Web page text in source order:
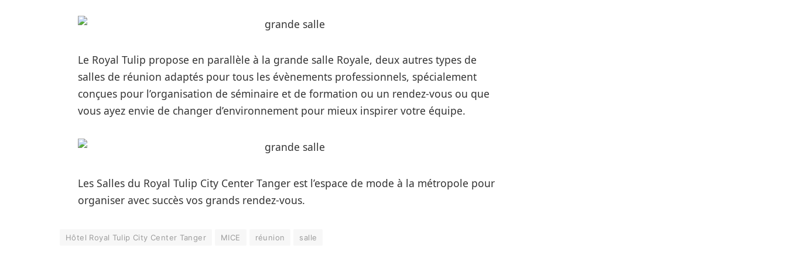
Le Royal Tulip propose en parallèle à la grande salle Royale, deux autres types de
salles de réunion adaptés pour tous les évènements professionnels, spécialement
conçues pour l’organisation de séminaire et de formation ou un rendez-vous ou que
vous ayez envie de changer d’environnement pour mieux inspirer votre équipe.
Les Salles du Royal Tulip City Center Tanger est l’espace de mode à la métropole pour
organiser avec succès vos grands rendez-vous.
Hôtel Royal Tulip City Center Tanger MICE réunion salle